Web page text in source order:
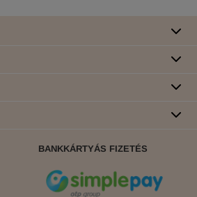
BANKKÁRTYÁS FIZETÉS